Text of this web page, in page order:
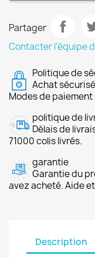
Partager
Contacter l'équipe
Politique de
Achat
Modes de paiement
politique de
Délais de
71000 colis livrés.
garantie
Garantie du
avez acheté. Aide
Description